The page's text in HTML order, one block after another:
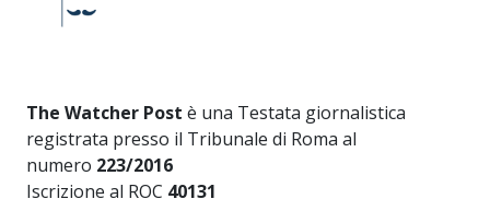
The Watcher Post è una Testata giornalistica
registrata presso il Tribunale di Roma al
numero 223/2016
Iscrizione al ROC 40131